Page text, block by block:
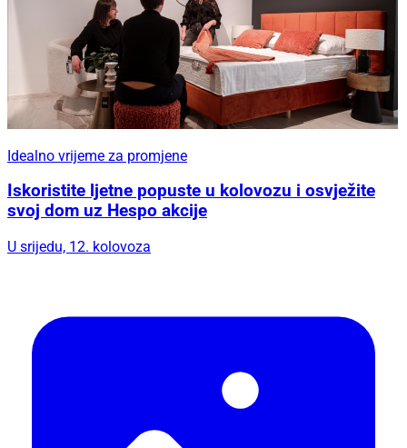
Idealno vrijeme za promjene
Iskoristite ljetne popuste u kolovozu i osvježite
svoj dom uz Hespo akcije
U srijedu, 12. kolovoza